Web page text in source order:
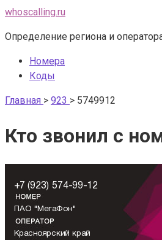
Перейти
контенту
whoscalling.ru
Определение региона и
Номера
Коды
Главная > 923 > 5749912
Кто звонил с